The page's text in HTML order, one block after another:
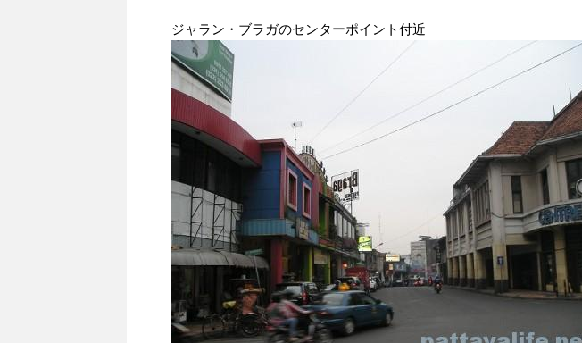
ジャラン・ブラガのセンターポイント付近